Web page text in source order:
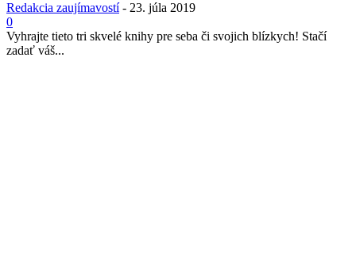
Redakcia zaujímavostí - 23. júla 2019
0
Vyhrajte tieto tri skvelé knihy pre seba či svojich blízkych! Stačí
zadať váš...